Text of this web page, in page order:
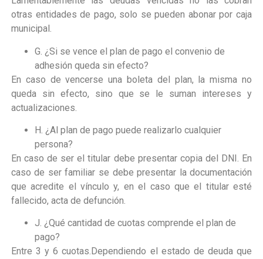
otras entidades de pago, solo se pueden abonar por caja
municipal.
G. ¿Si se vence el plan de pago el convenio de
adhesión queda sin efecto?
En caso de vencerse una boleta del plan, la misma no
queda sin efecto, sino que se le suman intereses y
actualizaciones.
H. ¿Al plan de pago puede realizarlo cualquier
persona?
En caso de ser el titular debe presentar copia del DNI. En
caso de ser familiar se debe presentar la documentación
que acredite el vínculo y, en el caso que el titular esté
fallecido, acta de defunción.
J. ¿Qué cantidad de cuotas comprende el plan de
pago?
Entre 3 y 6 cuotas.Dependiendo el estado de deuda que